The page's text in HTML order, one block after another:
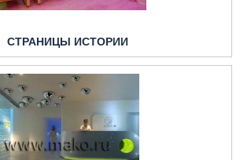
СТРАНИЦЫ ИСТОРИИ